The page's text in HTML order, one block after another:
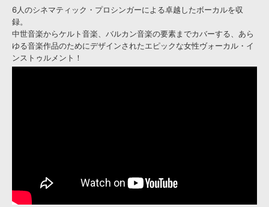
6人のシネマティック・プロシンガーによる卓越したボーカルを収
録。
中世音楽からケルト音楽、バルカン音楽の要素までカバーする、あら
ゆる音楽作品のためにデザインされたエピックな女性ヴォーカル・イ
ンストゥルメント！